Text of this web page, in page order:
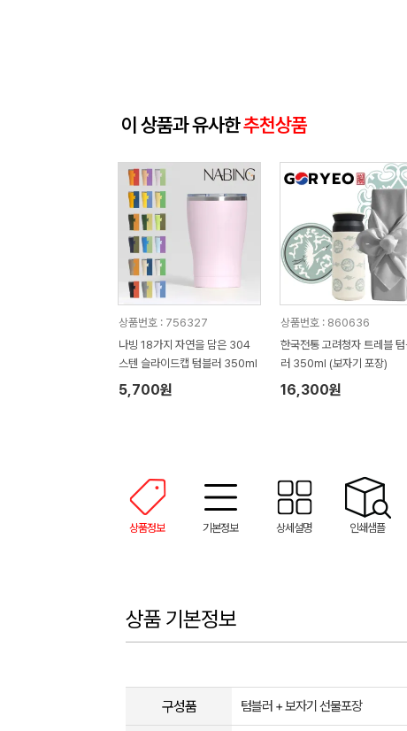
이 상품과 유사한추천상품
상품번호 : 756327
나빙 18가지 자연을 담은 304
스텐 슬라이드캡 텀블러 350ml
5,700원
상품번호 : 860636
한국전통 고려청자 트레블 텀
러 350ml (보자기 포장)
16,300원
상품정보 기본정보 상세설명 인쇄샘플
상품 기본정보
구성품 텀블러 + 보자기 선물포장